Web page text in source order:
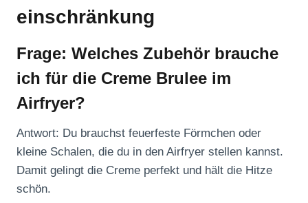
einschränkung
Frage: Welches Zubehör brauche
ich für die Creme Brulee im
Airfryer?
Antwort: Du brauchst feuerfeste Förmchen oder
kleine Schalen, die du in den Airfryer stellen kannst.
Damit gelingt die Creme perfekt und hält die Hitze
schön.